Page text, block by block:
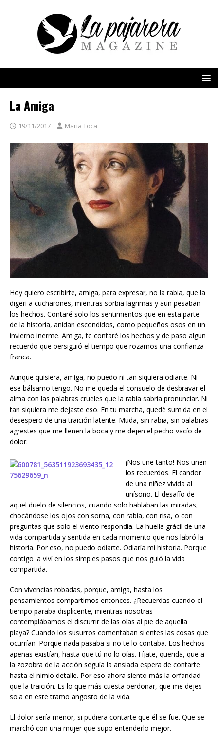
La Amiga
19/11/2017 Maria Toca
Hoy quiero escribirte, amiga, para expresar, no la rabia, que la
digerí a cucharones, mientras sorbía lágrimas y aun pesaban
los hechos. Contaré solo los sentimientos que en esta parte
de la historia, anidan escondidos, como pequeños osos en un
invierno inerme. Amiga, te contaré los hechos y de paso algún
recuerdo que persiguió el tiempo que rozamos una confianza
franca.
Aunque quisiera, amiga, no puedo ni tan siquiera odiarte. Ni
ese bálsamo tengo. No me queda el consuelo de desbravar el
alma con las palabras crueles que la rabia sabría pronunciar. Ni
tan siquiera me dejaste eso. En tu marcha, quedé sumida en el
desespero de una traición latente. Muda, sin rabia, sin palabras
agrestes que me llenen la boca y me dejen el pecho vacío de
dolor.
¡Nos une tanto! Nos unen
los recuerdos. El candor
de una niñez vivida al
unísono. El desafío de
aquel duelo de silencios, cuando solo hablaban las miradas,
chocándose los ojos con sorna, con rabia, con risa, o con
preguntas que solo el viento respondía. La huella grácil de una
vida compartida y sentida en cada momento que nos labró la
historia. Por eso, no puedo odiarte. Odiaría mi historia. Porque
contigo la viví en los simples pasos que nos guió la vida
compartida.
Con vivencias robadas, porque, amiga, hasta los
pensamientos compartimos entonces. ¿Recuerdas cuando el
tiempo paraba displicente, mientras nosotras
contemplábamos el discurrir de las olas al pie de aquella
playa? Cuando los susurros comentaban silentes las cosas que
ocurrían. Porque nada pasaba si no te lo contaba. Los hechos
apenas existían, hasta que tú no lo oías. Fíjate, querida, que a
la zozobra de la acción seguía la ansiada espera de contarte
hasta el nimio detalle. Por eso ahora siento más la orfandad
que la traición. Es lo que más cuesta perdonar, que me dejes
sola en este tramo angosto de la vida.
El dolor sería menor, si pudiera contarte que él se fue. Que se
marchó con una mujer que supo entenderlo mejor.